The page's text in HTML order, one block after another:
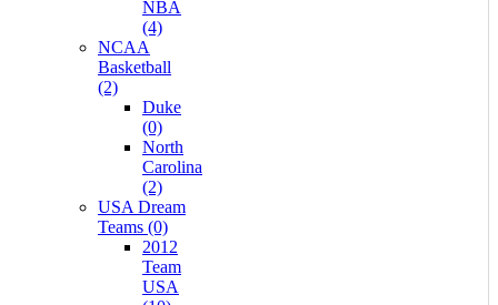
NBA
(4)
NCAA
Basketball
(2)
Duke
(0)
North
Carolina
(2)
USA Dream
Teams (0)
2012
Team
USA